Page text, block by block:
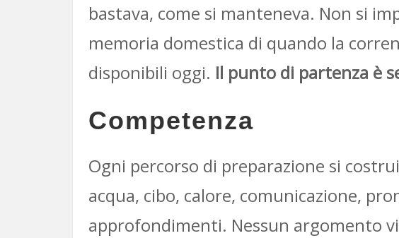
bastava, come si manteneva. Non si
memoria domestica di quando la
disponibili oggi. Il punto di partenza è
Competenza
Ogni percorso di preparazione si
acqua, cibo, calore, comunicazione,
approfondimenti. Nessun argomento